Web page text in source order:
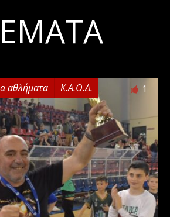
αθλήματα Κ.Α.Ο.Δ. 1